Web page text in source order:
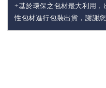
+基於環保之包材最大利用
性包材進行包裝出貨，謝謝您